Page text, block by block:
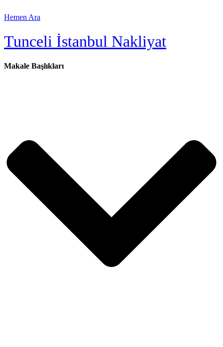
Hemen Ara
Tunceli İstanbul Nakliyat
Makale Başlıkları